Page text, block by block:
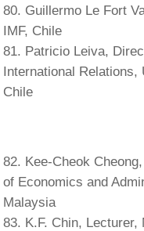
Guillermo Le Fort
IMF, Chile
Patricio Leiva,
International Relations,
Chile
Kee-Cheok
of Economics and
Malaysia
K.F. Chin,